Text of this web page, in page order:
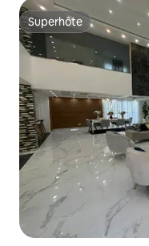
Superhôte
Superhôte